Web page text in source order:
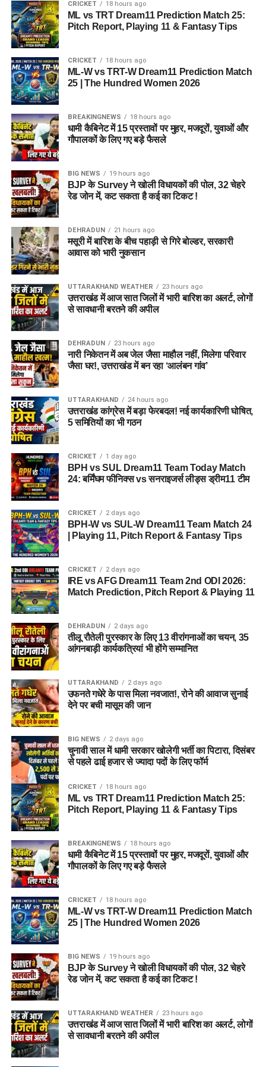
करें सम्मान
पुलिस ने स्पष्ट किया है कि बदरीनाथ धाम में धार्मिक मर्यादा और कानून
व्यवस्था से किसी भी तरह का समझौता नहीं किया जाएगा। यात्रा के दौरान
श्रद्धालुओं की सुरक्षा, शांति व्यवस्था और धाम की गरिमा बनाए रखने के लिए
संदिग्ध गतिविधियों पर लगातार नजर रखी जा रही है।
पुलिस ने लोगों से भी अपील की है कि बदरीनाथ धाम जैसे धार्मिक स्थल की
पवित्रता और मर्यादा का सम्मान करें। नियमों का उल्लंघन करने वालों के
खिलाफ नियमानुसार सख्त कार्रवाई की जाएगी।
CRICKET 18 hours ago
ML vs TRT Dream11 Prediction Match 25:
Pitch Report, Playing 11 & Fantasy Tips
CRICKET 18 hours ago
ML-W vs TRT-W Dream11 Prediction Match
25 | The Hundred Women 2026
BREAKINGNEWS 18 hours ago
धामी कैबिनेट में 15 प्रस्तावों पर मुहर, मजदूरों, युवाओं और
गौपालकों के लिए गए बड़े फैसले
BIG NEWS 19 hours ago
BJP के Survey ने खोली विधायकों की पोल, 32 चेहरे
रेड जोन में, कट सकता है कई का टिकट !
DEHRADUN 21 hours ago
मसूरी में बारिश के बीच पहाड़ी से गिरे बोल्डर, सरकारी
आवास को भारी नुकसान
UTTARAKHAND WEATHER 23 hours ago
उत्तराखंड में आज सात जिलों में भारी बारिश का अलर्ट, लोगों
से सावधानी बरतने की अपील
DEHRADUN 23 hours ago
नारी निकेतन में अब जेल जैसा माहौल नहीं, मिलेगा परिवार
जैसा घर!, उत्तराखंड में बन रहा ‘आलंबन गांव’
UTTARAKHAND 24 hours ago
उत्तराखंड कांग्रेस में बड़ा फेरबदल! नई कार्यकारिणी घोषित,
5 समितियों का भी गठन
CRICKET 1 day ago
BPH vs SUL Dream11 Team Today Match
24: बर्मिंघम फीनिक्स vs सनराइजर्स लीड्स ड्रीम11 टीम
CRICKET 2 days ago
BPH-W vs SUL-W Dream11 Team Match 24
| Playing 11, Pitch Report & Fantasy Tips
CRICKET 2 days ago
IRE vs AFG Dream11 Team 2nd ODI 2026:
Match Prediction, Pitch Report & Playing 11
DEHRADUN 2 days ago
तीलू रौतेली पुरस्कार के लिए 13 वीरांगनाओं का चयन, 35
आंगनबाड़ी कार्यकत्रियां भी होंगे सम्मानित
UTTARAKHAND 2 days ago
उफनते गधेरे के पास मिला नवजात!, रोने की आवाज सुनाई
देने पर बची मासूम की जान
BIG NEWS 2 days ago
चुनावी साल में धामी सरकार खोलेगी भर्ती का पिटारा, दिसंबर
से पहले ढाई हजार से ज्यादा पदों के लिए फॉर्म
CRICKET 18 hours ago
ML vs TRT Dream11 Prediction Match 25:
Pitch Report, Playing 11 & Fantasy Tips
BREAKINGNEWS 18 hours ago
धामी कैबिनेट में 15 प्रस्तावों पर मुहर, मजदूरों, युवाओं और
गौपालकों के लिए गए बड़े फैसले
CRICKET 18 hours ago
ML-W vs TRT-W Dream11 Prediction Match
25 | The Hundred Women 2026
BIG NEWS 19 hours ago
BJP के Survey ने खोली विधायकों की पोल, 32 चेहरे
रेड जोन में, कट सकता है कई का टिकट !
UTTARAKHAND WEATHER 23 hours ago
उत्तराखंड में आज सात जिलों में भारी बारिश का अलर्ट, लोगों
से सावधानी बरतने की अपील